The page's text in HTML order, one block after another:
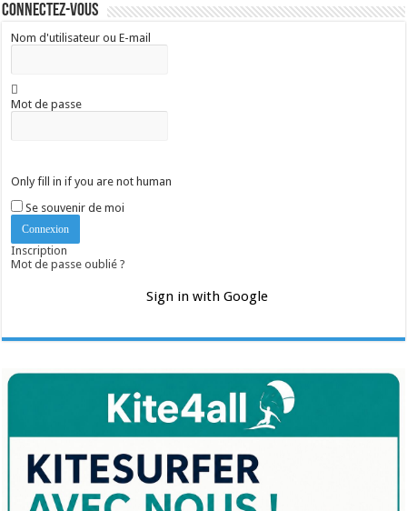
Connectez-vous
Nom d'utilisateur ou E-mail
Mot de passe
Only fill in if you are not human
Se souvenir de moi
Inscription
Mot de passe oublié ?
Sign in with Google